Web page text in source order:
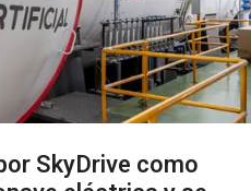
SkyDrive como